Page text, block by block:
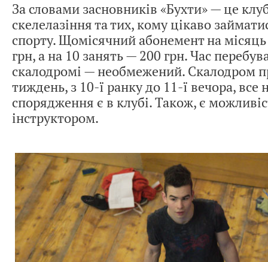
За словами засновників «Бухти» — це
скелелазіння та тих, кому цікаво
спорту. Щомісячний абонемент на
грн, а на 10 занять — 200 грн. Час
скалодромі — необмежений. Скалодром
тиждень, з 10-ї ранку до 11-ї вечора, все
спорядження є в клубі. Також, є
інструктором.